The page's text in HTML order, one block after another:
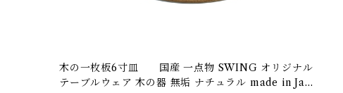
木の一枚板6寸皿 国産 一点物 SWING オリジナル
テーブルウェア 木の器 無垢 ナチュラル made in Japa